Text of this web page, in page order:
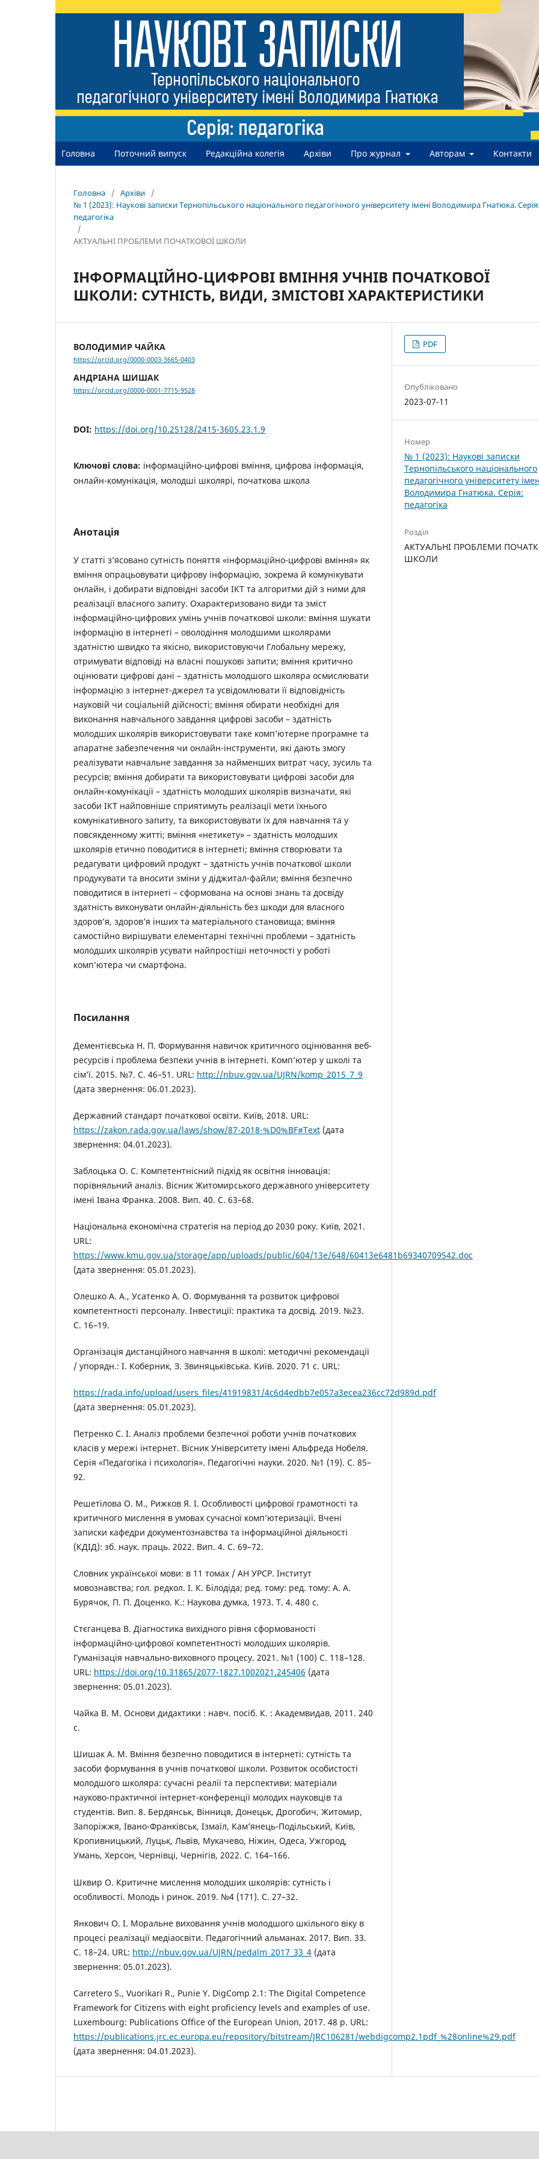
Головна Поточний випуск Редакційна колегія Архіви Про журнал Авторам Контакти
Головна / Архіви
/
№ 1 (2023): Наукові записки Тернопільського національного педагогічного університету імені Володимира Гнатюка.
педагогіка
/
АКТУАЛЬНІ ПРОБЛЕМИ ПОЧАТКОВОЇ ШКОЛИ
ІНФОРМАЦІЙНО-ЦИФРОВІ ВМІННЯ УЧНІВ ПОЧАТКОВОЇ
ШКОЛИ: СУТНІСТЬ, ВИДИ, ЗМІСТОВІ ХАРАКТЕРИСТИКИ
ВОЛОДИМИР ЧАЙКА
https://orcid.org/0000-0003-3665-0403
АНДРІАНА ШИШАК
https://orcid.org/0000-0001-7715-9528
DOI: https://doi.org/10.25128/2415-3605.23.1.9
Ключові слова: інформаційно-цифрові вміння, цифрова інформація,
онлайн-комунікація, молодші школярі, початкова школа
Анотація
У статті з’ясовано сутність поняття «інформаційно-цифрові вміння» як
вміння опрацьовувати цифрову інформацію, зокрема й комунікувати
онлайн, і добирати відповідні засоби ІКТ та алгоритми дій з ними для
реалізації власного запиту. Охарактеризовано види та зміст
інформаційно-цифрових умінь учнів початкової школи: вміння шукати
інформацію в інтернеті – оволодіння молодшими школярами
здатністю швидко та якісно, використовуючи Глобальну мережу,
отримувати відповіді на власні пошукові запити; вміння критично
оцінювати цифрові дані – здатність молодшого школяра осмислювати
інформацію з інтернет-джерел та усвідомлювати її відповідність
науковій чи соціальній дійсності; вміння обирати необхідні для
виконання навчального завдання цифрові засоби – здатність
молодших школярів використовувати таке комп’ютерне програмне та
апаратне забезпечення чи онлайн-інструменти, які дають змогу
реалізувати навчальне завдання за найменших витрат часу, зусиль та
ресурсів; вміння добирати та використовувати цифрові засоби для
онлайн-комунікації – здатність молодших школярів визначати, які
засоби ІКТ найповніше сприятимуть реалізації мети їхнього
комунікативного запиту, та використовувати їх для навчання та у
повсякденному житті; вміння «нетикету» – здатність молодших
школярів етично поводитися в інтернеті; вміння створювати та
редагувати цифровий продукт – здатність учнів початкової школи
продукувати та вносити зміни у діджитал-файли; вміння безпечно
поводитися в інтернеті – сформована на основі знань та досвіду
здатність виконувати онлайн-діяльність без шкоди для власного
здоров’я, здоров’я інших та матеріального становища; вміння
самостійно вирішувати елементарні технічні проблеми – здатність
молодших школярів усувати найпростіші неточності у роботі
комп’ютера чи смартфона.
Посилання
Дементієвська Н. П. Формування навичок критичного оцінювання веб-
ресурсів і проблема безпеки учнів в інтернеті. Комп’ютер у школі та
сім’ї. 2015. №7. С. 46–51. URL: http://nbuv.gov.ua/UJRN/komp_2015_7_9
(дата звернення: 06.01.2023).
Державний стандарт початкової освіти. Київ, 2018. URL:
https://zakon.rada.gov.ua/laws/show/87-2018-%D0%BF#Text (дата
звернення: 04.01.2023).
Заблоцька О. С. Компетентнісний підхід як освітня інновація:
порівняльний аналіз. Вісник Житомирського державного університету
імені Івана Франка. 2008. Вип. 40. С. 63–68.
Національна економічна стратегія на період до 2030 року. Київ, 2021.
URL:
https://www.kmu.gov.ua/storage/app/uploads/public/604/13e/648/60413e6481b69340709542.doc
(дата звернення: 05.01.2023).
Олешко А. А., Усатенко А. О. Формування та розвиток цифрової
компетентності персоналу. Інвестиції: практика та досвід. 2019. №23.
С. 16–19.
Організація дистанційного навчання в школі: методичні рекомендації
/ упорядн.: І. Коберник, З. Звиняцьківська. Київ. 2020. 71 с. URL:
https://rada.info/upload/users_files/41919831/4c6d4edbb7e057a3ecea236cc72d989d.pdf
(дата звернення: 05.01.2023).
Петренко С. І. Аналіз проблеми безпечної роботи учнів початкових
класів у мережі інтернет. Вісник Університету імені Альфреда Нобеля.
Серія «Педагогіка і психологія». Педагогічні науки. 2020. №1 (19). С. 85–
92.
Решетілова О. М., Рижков Я. І. Особливості цифрової грамотності та
критичного мислення в умовах сучасної комп’ютеризації. Вчені
записки кафедри документознавства та інформаційної діяльності
(КДІД): зб. наук. праць. 2022. Вип. 4. С. 69–72.
Словник української мови: в 11 томах / АН УРСР. Інститут
мовознавства; гол. редкол. І. К. Білодіда; ред. тому: ред. тому: А. А.
Бурячок, П. П. Доценко. К.: Наукова думка, 1973. Т. 4. 480 с.
Стєганцева В. Діагностика вихідного рівня сформованості
інформаційно-цифрової компетентності молодших школярів.
Гуманізація навчально-виховного процесу. 2021. №1 (100) С. 118–128.
URL: https://doi.org/10.31865/2077-1827.1002021.245406 (дата
звернення: 05.01.2023).
Чайка В. М. Основи дидактики : навч. посіб. К. : Академвидав, 2011. 240
с.
Шишак А. М. Вміння безпечно поводитися в інтернеті: сутність та
засоби формування в учнів початкової школи. Розвиток особистості
молодшого школяра: сучасні реалії та перспективи: матеріали
науково-практичної інтернет-конференції молодих науковців та
студентів. Вип. 8. Бердянськ, Вінниця, Донецьк, Дрогобич, Житомир,
Запоріжжя, Івано-Франківськ, Ізмаїл, Кам’янець-Подільський, Київ,
Кропивницький, Луцьк, Львів, Мукачево, Ніжин, Одеса, Ужгород,
Умань, Херсон, Чернівці, Чернігів, 2022. С. 164–166.
Шквир О. Критичне мислення молодших школярів: сутність і
особливості. Молодь і ринок. 2019. №4 (171). С. 27–32.
Янкович О. І. Моральне виховання учнів молодшого шкільного віку в
процесі реалізації медіаосвіти. Педагогічний альманах. 2017. Вип. 33.
С. 18–24. URL: http://nbuv.gov.ua/UJRN/pedalm_2017_33_4 (дата
звернення: 05.01.2023).
Carretero S., Vuorikari R., Punie Y. DigComp 2.1: The Digital Competence
Framework for Citizens with eight proficiency levels and examples of use.
Luxembourg: Publications Office of the European Union, 2017. 48 p. URL:
https://publications.jrc.ec.europa.eu/repository/bitstream/JRC106281/webdigcomp2.1pdf_%28online%29.pdf
(дата звернення: 04.01.2023).
PDF
Опубліковано
2023-07-11
Номер
№ 1 (2023): Наукові записки
Тернопільського національного
педагогічного університету
Володимира Гнатюка. Серія:
педагогіка
Розділ
АКТУАЛЬНІ ПРОБЛЕМИ
ШКОЛИ